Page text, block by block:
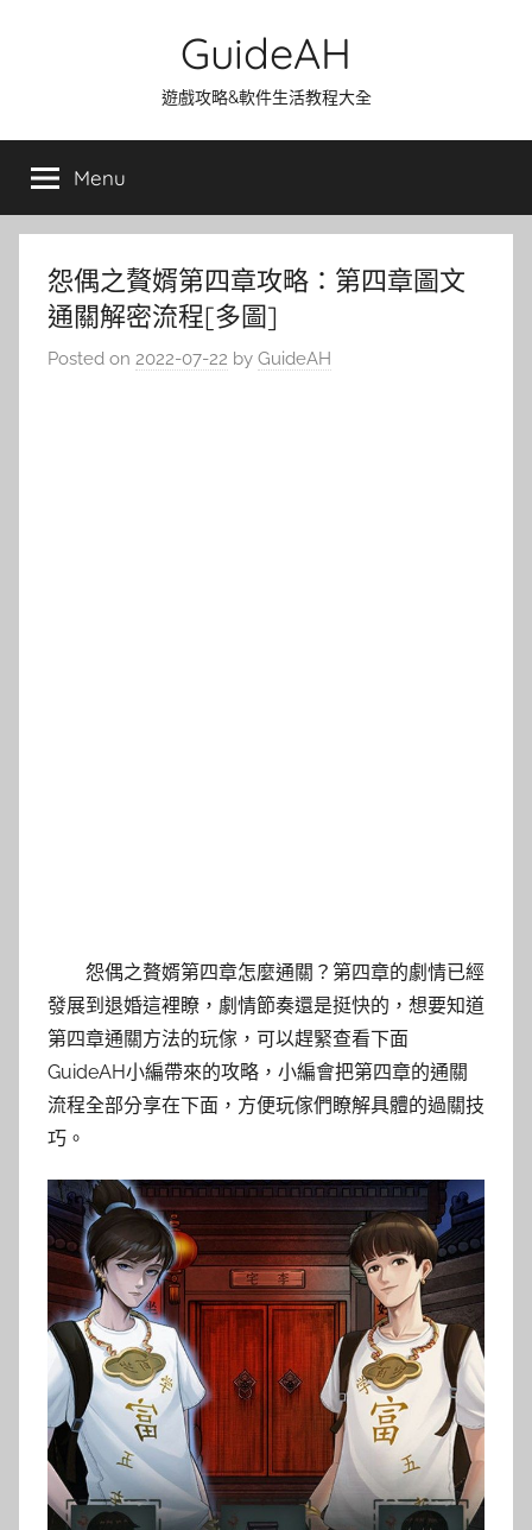
GuideAH
遊戲攻略&軟件生活教程大全
Menu
怨偶之贅婿第四章攻略：第四章圖文
通關解密流程[多圖]
Posted on 2022-07-22 by GuideAH
怨偶之贅婿第四章怎麼通關？第四章的劇情已經
發展到退婚這裡瞭，劇情節奏還是挺快的，想要知道
第四章通關方法的玩傢，可以趕緊查看下面
GuideAH小編帶來的攻略，小編會把第四章的通關
流程全部分享在下面，方便玩傢們瞭解具體的過關技
巧。